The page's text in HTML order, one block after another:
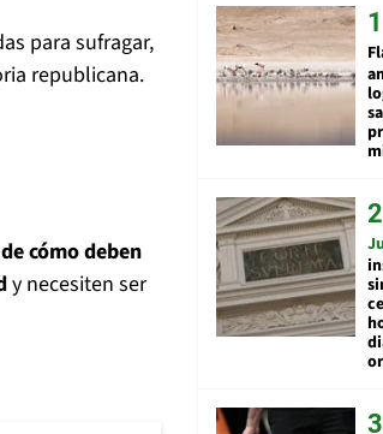
para sufragar,
republicana.
cómo deben
y necesiten ser